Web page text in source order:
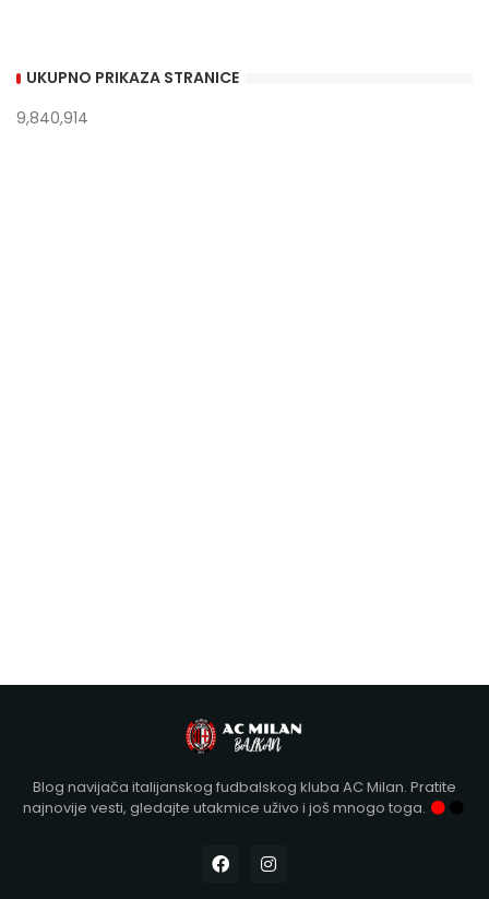
UKUPNO PRIKAZA STRANICE
9,840,914
Blog navijača italijanskog fudbalskog kluba AC Milan. Pratite
najnovije vesti, gledajte utakmice uživo i još mnogo toga.